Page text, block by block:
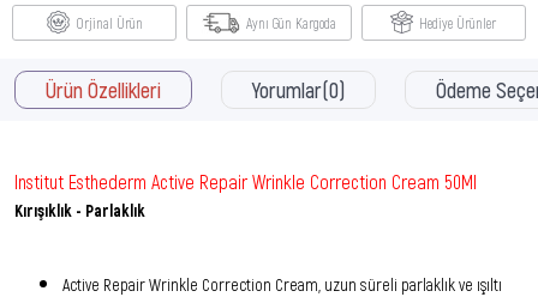
Orjinal Ürün Aynı Gün Kargoda Hediye Ürünler
Ürün Özellikleri Yorumlar(0) Ödeme
Institut Esthederm Active Repair Wrinkle Correction Cream 50Ml
Kırışıklık - Parlaklık
Active Repair Wrinkle Correction Cream, uzun süreli parlaklık ve ışıltı